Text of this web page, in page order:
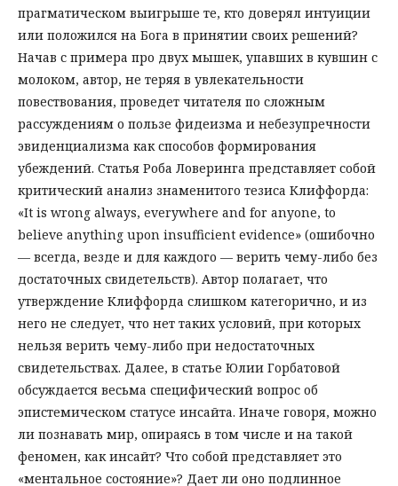
прагматическом выигрыше те, кто доверял интуиции
или положился на Бога в принятии своих решений?
Начав с примера про двух мышек, упавших в кувшин с
молоком, автор, не теряя в увлекательности
повествования, проведет читателя по сложным
рассуждениям о пользе фидеизма и небезупречности
эвиденциализма как способов формирования
убеждений. Статья Роба Ловеринга представляет собой
критический анализ знаменитого тезиса Клиффорда:
«It is wrong always, everywhere and for anyone, to
believe anything upon insufficient evidence» (ошибочно
— всегда, везде и для каждого — верить чему-либо без
достаточных свидетельств). Автор полагает, что
утверждение Клиффорда слишком категорично, и из
него не следует, что нет таких условий, при которых
нельзя верить чему-либо при недостаточных
свидетельствах. Далее, в статье Юлии Горбатовой
обсуждается весьма специфический вопрос об
эпистемическом статусе инсайта. Иначе говоря, можно
ли познавать мир, опираясь в том числе и на такой
феномен, как инсайт? Что собой представляет это
«ментальное состояние»? Дает ли оно подлинное